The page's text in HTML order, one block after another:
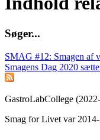
Søger...
SMAG #12: Smagen af
Smagens Dag 2020
GastroLabCollege
Smag for Livet var